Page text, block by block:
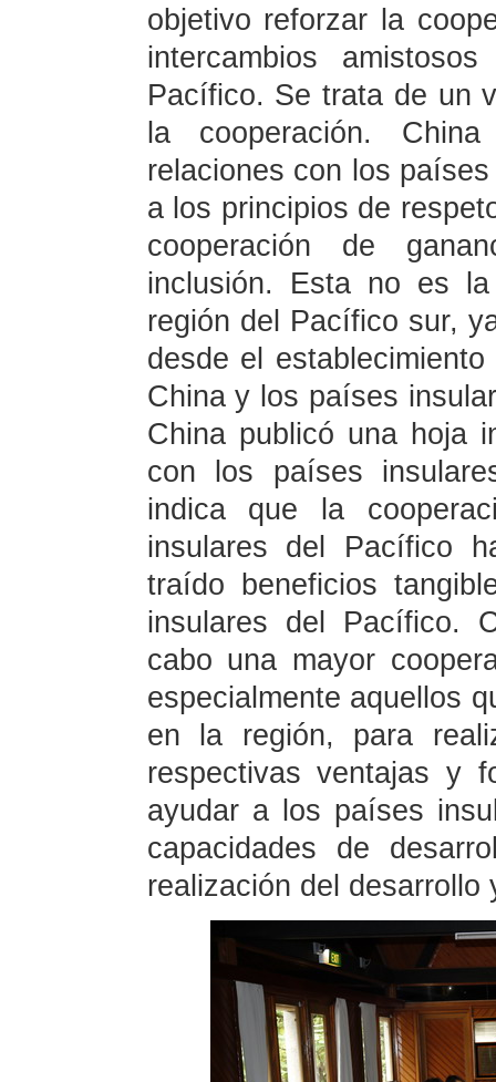
objetivo reforzar la
intercambios
Pacífico. Se trata de un
la cooperación.
relaciones con los
a los principios de
cooperación de
inclusión. Esta no es
región del Pacífico sur,
desde el
China y los países
China publicó una hoja
con los países
indica que la
insulares del Pacífico
traído beneficios
insulares del Pacífico.
cabo una mayor
especialmente aquellos
en la región, para
respectivas ventajas y
ayudar a los países
capacidades de
realización del desarrollo